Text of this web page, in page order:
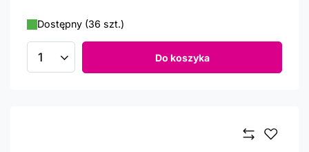
Dostępny (36 szt.)
Ilość produktów Do koszyka